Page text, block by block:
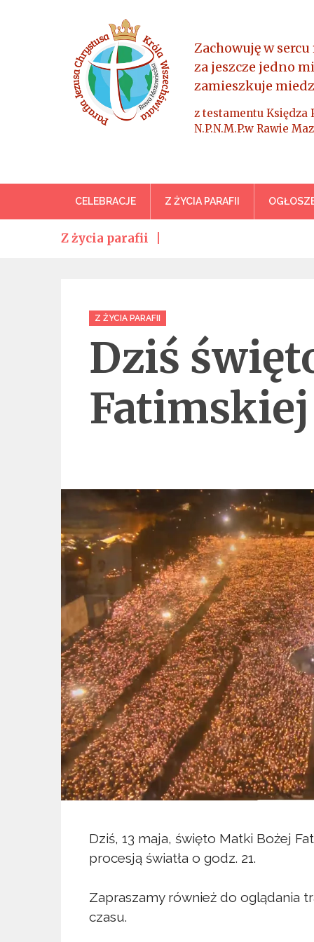
Parafia Jezusa
Zachowuję w
za jeszcze jedno
zamieszkuje
z testamentu Księdza
N.P.N.M.P.w Rawie
CELEBRACJE Z ŻYCIA PARAFII
Z życia parafii
Categories
Z ŻYCIA PARAFII
Dziś
Fatimskiej
Dziś, 13 maja, święto Matki Bożej
procesją światła o godz. 21.
Zapraszamy również do oglądania
czasu.